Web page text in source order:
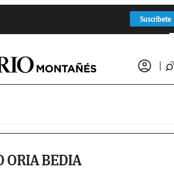
Suscríbete
ORIA BEDIA